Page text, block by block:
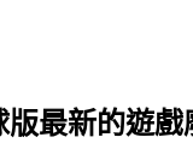
最新的遊戲